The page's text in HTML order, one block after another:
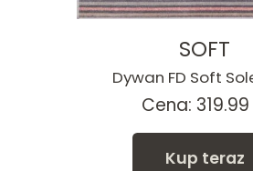
SOFT
Dywan FD Soft
Cena: 319.99
Kup teraz